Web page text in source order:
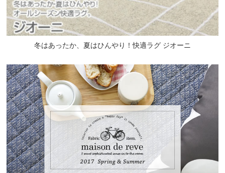
冬はあったか、夏はひんやり！快適ラグ ジオーニ